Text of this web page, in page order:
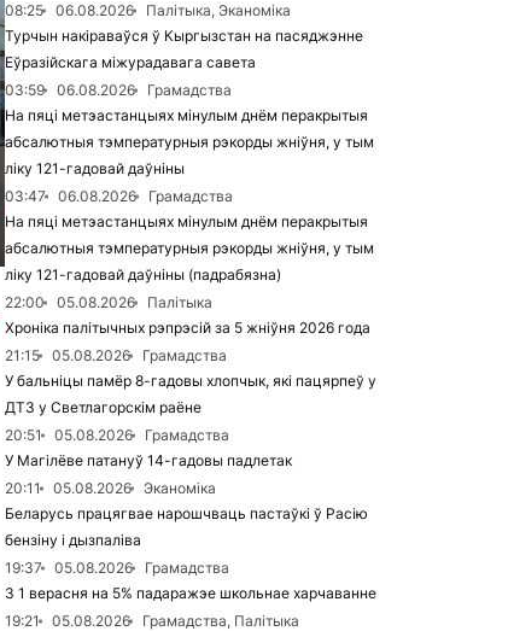
08:25
06.08.2026
Палітыка, Эканоміка
Турчын накіраваўся ў Кыргызстан на пасяджэнне
Еўразійскага міжурадавага савета
03:59
06.08.2026
Грамадства
На пяці метэастанцыях мінулым днём перакрытыя
абсалютныя тэмпературныя рэкорды жніўня, у тым
ліку 121-гадовай даўніны
03:47
06.08.2026
Грамадства
На пяці метэастанцыях мінулым днём перакрытыя
абсалютныя тэмпературныя рэкорды жніўня, у тым
ліку 121-гадовай даўніны (падрабязна)
22:00
05.08.2026
Палітыка
Хроніка палітычных рэпрэсій за 5 жніўня 2026 года
21:15
05.08.2026
Грамадства
У бальніцы памёр 8-гадовы хлопчык, які пацярпеў у
ДТЗ у Светлагорскім раёне
20:51
05.08.2026
Грамадства
У Магілёве патануў 14-гадовы падлетак
20:11
05.08.2026
Эканоміка
Беларусь працягвае нарошчваць пастаўкі ў Расію
бензіну і дызпаліва
19:37
05.08.2026
Грамадства
З 1 верасня на 5% падаражэе школьнае харчаванне
19:21
05.08.2026
Грамадства, Палітыка